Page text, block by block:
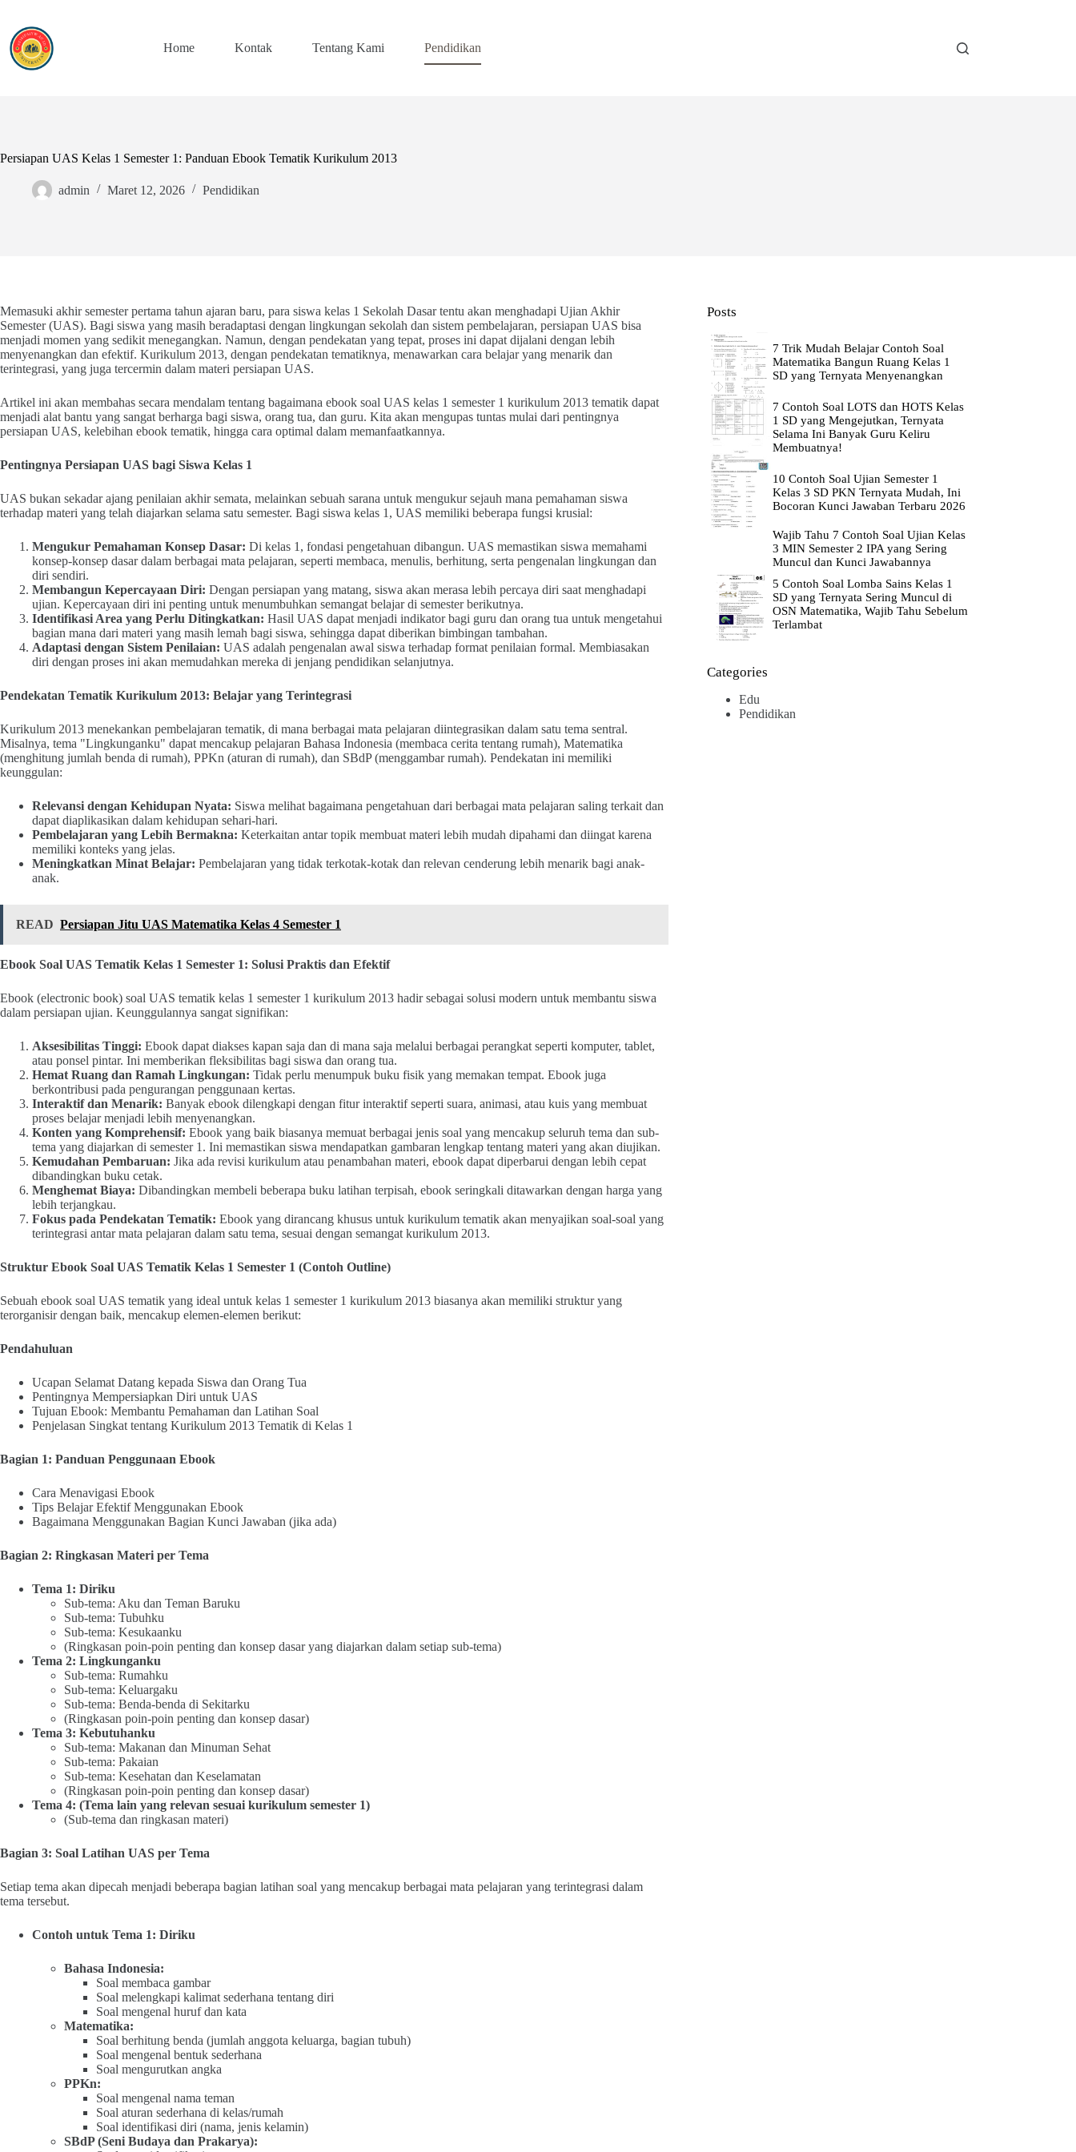
content
Home
Kontak Tentang Kami Pendidikan
Persiapan UAS Kelas 1 Semester 1: Panduan Ebook Tematik Kurikulum 2013
admin Maret 12, 2026 Pendidikan
Memasuki akhir semester pertama tahun ajaran baru, para siswa kelas 1 Sekolah Dasar tentu akan menghadapi Ujian Akhir
Semester (UAS). Bagi siswa yang masih beradaptasi dengan lingkungan sekolah dan sistem pembelajaran, persiapan UAS bisa
menjadi momen yang sedikit menegangkan. Namun, dengan pendekatan yang tepat, proses ini dapat dijalani dengan lebih
menyenangkan dan efektif. Kurikulum 2013, dengan pendekatan tematiknya, menawarkan cara belajar yang menarik dan
terintegrasi, yang juga tercermin dalam materi persiapan UAS.
Artikel ini akan membahas secara mendalam tentang bagaimana ebook soal UAS kelas 1 semester 1 kurikulum 2013 tematik dapat
menjadi alat bantu yang sangat berharga bagi siswa, orang tua, dan guru. Kita akan mengupas tuntas mulai dari pentingnya
persiapan UAS, kelebihan ebook tematik, hingga cara optimal dalam memanfaatkannya.
Pentingnya Persiapan UAS bagi Siswa Kelas 1
UAS bukan sekadar ajang penilaian akhir semata, melainkan sebuah sarana untuk mengukur sejauh mana pemahaman siswa
terhadap materi yang telah diajarkan selama satu semester. Bagi siswa kelas 1, UAS memiliki beberapa fungsi krusial:
Mengukur Pemahaman Konsep Dasar: Di kelas 1, fondasi pengetahuan dibangun. UAS memastikan siswa memahami
konsep-konsep dasar dalam berbagai mata pelajaran, seperti membaca, menulis, berhitung, serta pengenalan lingkungan dan
diri sendiri.
Membangun Kepercayaan Diri: Dengan persiapan yang matang, siswa akan merasa lebih percaya diri saat menghadapi
ujian. Kepercayaan diri ini penting untuk menumbuhkan semangat belajar di semester berikutnya.
Identifikasi Area yang Perlu Ditingkatkan: Hasil UAS dapat menjadi indikator bagi guru dan orang tua untuk mengetahui
bagian mana dari materi yang masih lemah bagi siswa, sehingga dapat diberikan bimbingan tambahan.
Adaptasi dengan Sistem Penilaian: UAS adalah pengenalan awal siswa terhadap format penilaian formal. Membiasakan
diri dengan proses ini akan memudahkan mereka di jenjang pendidikan selanjutnya.
Pendekatan Tematik Kurikulum 2013: Belajar yang Terintegrasi
Kurikulum 2013 menekankan pembelajaran tematik, di mana berbagai mata pelajaran diintegrasikan dalam satu tema sentral.
Misalnya, tema "Lingkunganku" dapat mencakup pelajaran Bahasa Indonesia (membaca cerita tentang rumah), Matematika
(menghitung jumlah benda di rumah), PPKn (aturan di rumah), dan SBdP (menggambar rumah). Pendekatan ini memiliki
keunggulan:
Relevansi dengan Kehidupan Nyata: Siswa melihat bagaimana pengetahuan dari berbagai mata pelajaran saling terkait dan
dapat diaplikasikan dalam kehidupan sehari-hari.
Pembelajaran yang Lebih Bermakna: Keterkaitan antar topik membuat materi lebih mudah dipahami dan diingat karena
memiliki konteks yang jelas.
Meningkatkan Minat Belajar: Pembelajaran yang tidak terkotak-kotak dan relevan cenderung lebih menarik bagi anak-
anak.
READ Persiapan Jitu UAS Matematika Kelas 4 Semester 1
Ebook Soal UAS Tematik Kelas 1 Semester 1: Solusi Praktis dan Efektif
Ebook (electronic book) soal UAS tematik kelas 1 semester 1 kurikulum 2013 hadir sebagai solusi modern untuk membantu siswa
dalam persiapan ujian. Keunggulannya sangat signifikan:
Aksesibilitas Tinggi: Ebook dapat diakses kapan saja dan di mana saja melalui berbagai perangkat seperti komputer, tablet,
atau ponsel pintar. Ini memberikan fleksibilitas bagi siswa dan orang tua.
Hemat Ruang dan Ramah Lingkungan: Tidak perlu menumpuk buku fisik yang memakan tempat. Ebook juga
berkontribusi pada pengurangan penggunaan kertas.
Interaktif dan Menarik: Banyak ebook dilengkapi dengan fitur interaktif seperti suara, animasi, atau kuis yang membuat
proses belajar menjadi lebih menyenangkan.
Konten yang Komprehensif: Ebook yang baik biasanya memuat berbagai jenis soal yang mencakup seluruh tema dan sub-
tema yang diajarkan di semester 1. Ini memastikan siswa mendapatkan gambaran lengkap tentang materi yang akan diujikan.
Kemudahan Pembaruan: Jika ada revisi kurikulum atau penambahan materi, ebook dapat diperbarui dengan lebih cepat
dibandingkan buku cetak.
Menghemat Biaya: Dibandingkan membeli beberapa buku latihan terpisah, ebook seringkali ditawarkan dengan harga yang
lebih terjangkau.
Fokus pada Pendekatan Tematik: Ebook yang dirancang khusus untuk kurikulum tematik akan menyajikan soal-soal yang
terintegrasi antar mata pelajaran dalam satu tema, sesuai dengan semangat kurikulum 2013.
Struktur Ebook Soal UAS Tematik Kelas 1 Semester 1 (Contoh Outline)
Sebuah ebook soal UAS tematik yang ideal untuk kelas 1 semester 1 kurikulum 2013 biasanya akan memiliki struktur yang
terorganisir dengan baik, mencakup elemen-elemen berikut:
Pendahuluan
Ucapan Selamat Datang kepada Siswa dan Orang Tua
Pentingnya Mempersiapkan Diri untuk UAS
Tujuan Ebook: Membantu Pemahaman dan Latihan Soal
Penjelasan Singkat tentang Kurikulum 2013 Tematik di Kelas 1
Bagian 1: Panduan Penggunaan Ebook
Cara Menavigasi Ebook
Tips Belajar Efektif Menggunakan Ebook
Bagaimana Menggunakan Bagian Kunci Jawaban (jika ada)
Bagian 2: Ringkasan Materi per Tema
Tema 1: Diriku
Sub-tema: Aku dan Teman Baruku
Sub-tema: Tubuhku
Sub-tema: Kesukaanku
(Ringkasan poin-poin penting dan konsep dasar yang diajarkan dalam setiap sub-tema)
Tema 2: Lingkunganku
Sub-tema: Rumahku
Sub-tema: Keluargaku
Sub-tema: Benda-benda di Sekitarku
(Ringkasan poin-poin penting dan konsep dasar)
Tema 3: Kebutuhanku
Sub-tema: Makanan dan Minuman Sehat
Sub-tema: Pakaian
Sub-tema: Kesehatan dan Keselamatan
(Ringkasan poin-poin penting dan konsep dasar)
Tema 4: (Tema lain yang relevan sesuai kurikulum semester 1)
(Sub-tema dan ringkasan materi)
Bagian 3: Soal Latihan UAS per Tema
Setiap tema akan dipecah menjadi beberapa bagian latihan soal yang mencakup berbagai mata pelajaran yang terintegrasi dalam
tema tersebut.
Contoh untuk Tema 1: Diriku
Bahasa Indonesia:
Soal membaca gambar
Soal melengkapi kalimat sederhana tentang diri
Soal mengenal huruf dan kata
Matematika:
Soal berhitung benda (jumlah anggota keluarga, bagian tubuh)
Soal mengenal bentuk sederhana
Soal mengurutkan angka
PPKn:
Soal mengenal nama teman
Soal aturan sederhana di kelas/rumah
Soal identifikasi diri (nama, jenis kelamin)
SBdP (Seni Budaya dan Prakarya):
Posts
7 Trik Mudah Belajar Contoh Soal
Matematika Bangun Ruang Kelas 1
SD yang Ternyata Menyenangkan
7 Contoh Soal LOTS dan HOTS Kelas
1 SD yang Mengejutkan, Ternyata
Selama Ini Banyak Guru Keliru
Membuatnya!
10 Contoh Soal Ujian Semester 1
Kelas 3 SD PKN Ternyata Mudah, Ini
Bocoran Kunci Jawaban Terbaru 2026
Wajib Tahu 7 Contoh Soal Ujian Kelas
3 MIN Semester 2 IPA yang Sering
Muncul dan Kunci Jawabannya
5 Contoh Soal Lomba Sains Kelas 1
SD yang Ternyata Sering Muncul di
OSN Matematika, Wajib Tahu Sebelum
Terlambat
Categories
Edu
Pendidikan